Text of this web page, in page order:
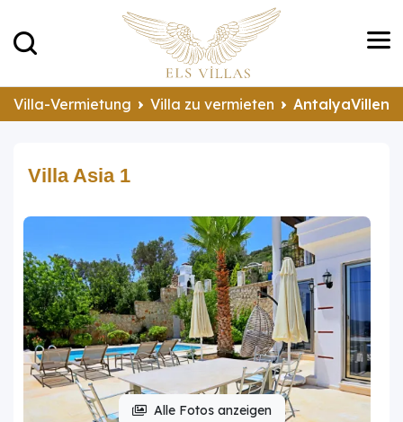
Villa-Vermietung Villa zu vermieten AntalyaVillen
Villa Asia 1
Alle Fotos anzeigen